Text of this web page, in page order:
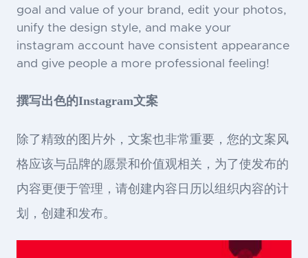
goal and value of your brand, edit your photos,
unify the design style, and make your
instagram account have consistent appearance
and give people a more professional feeling!
撰写出色的Instagram文案
除了精致的图片外，文案也非常重要，您的文案风
格应该与品牌的愿景和价值观相关，为了使发布的
内容更便于管理，请创建内容日历以组织内容的计
划，创建和发布。